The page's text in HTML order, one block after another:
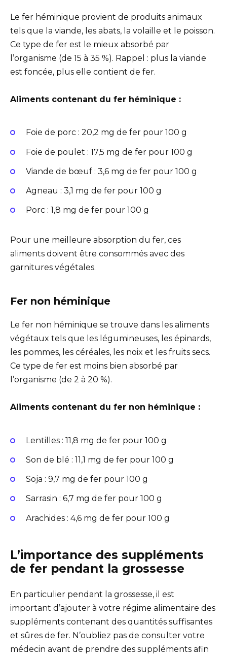
Le fer héminique provient de produits animaux
tels que la viande, les abats, la volaille et le poisson.
Ce type de fer est le mieux absorbé par
l’organisme (de 15 à 35 %). Rappel : plus la viande
est foncée, plus elle contient de fer.
Aliments contenant du fer héminique :
Foie de porc : 20,2 mg de fer pour 100 g
Foie de poulet : 17,5 mg de fer pour 100 g
Viande de bœuf : 3,6 mg de fer pour 100 g
Agneau : 3,1 mg de fer pour 100 g
Porc : 1,8 mg de fer pour 100 g
Pour une meilleure absorption du fer, ces
aliments doivent être consommés avec des
garnitures végétales.
Fer non héminique
Le fer non héminique se trouve dans les aliments
végétaux tels que les légumineuses, les épinards,
les pommes, les céréales, les noix et les fruits secs.
Ce type de fer est moins bien absorbé par
l’organisme (de 2 à 20 %).
Aliments contenant du fer non héminique :
Lentilles : 11,8 mg de fer pour 100 g
Son de blé : 11,1 mg de fer pour 100 g
Soja : 9,7 mg de fer pour 100 g
Sarrasin : 6,7 mg de fer pour 100 g
Arachides : 4,6 mg de fer pour 100 g
L’importance des suppléments
de fer pendant la grossesse
En particulier pendant la grossesse, il est
important d’ajouter à votre régime alimentaire des
suppléments contenant des quantités suffisantes
et sûres de fer. N’oubliez pas de consulter votre
médecin avant de prendre des suppléments afin